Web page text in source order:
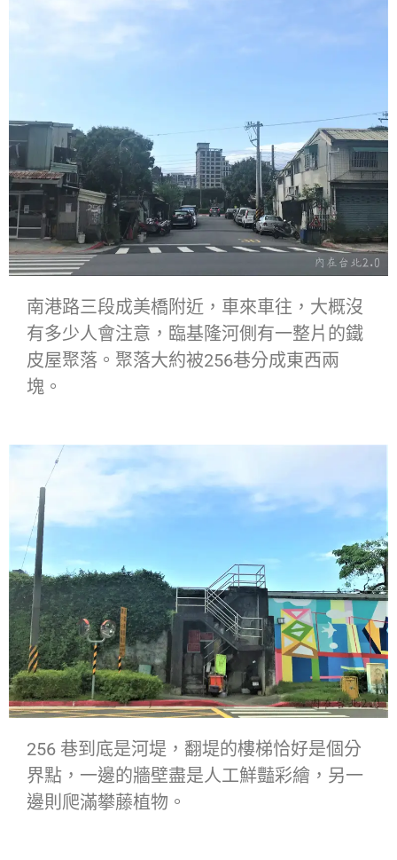
南港路三段成美橋附近，車來車往，大概沒
有多少人會注意，臨基隆河側有一整片的鐵
皮屋聚落。聚落大約被256巷分成東西兩
塊。
256 巷到底是河堤，翻堤的樓梯恰好是個分
界點，一邊的牆壁盡是人工鮮豔彩繪，另一
邊則爬滿攀藤植物。